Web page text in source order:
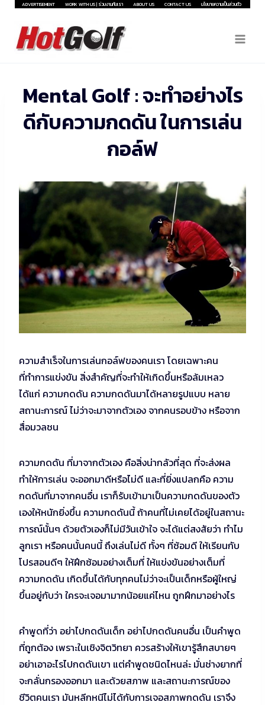
Skip
content
ADVERTISEMENT WORK WITH US | ร่วมงานกับเรา ABOUT US CONTACT US นโยบายความเป็นส่วนตัว
Mental Golf : จะทำอย่างไร
ดีกับความกดดัน ในการเล่น
กอล์ฟ
ความสำเร็จในการเล่นกอล์ฟของคนเรา โดยเฉพาะคน
ที่ทำการแข่งขัน สิ่งสำคัญที่จะทำให้เกิดขึ้นหรือล้มเหลว
ได้แก่ ความกดดัน ความกดดันมาได้หลายรูปแบบ หลาย
สถานะการณ์ ไม่ว่าจะมาจากตัวเอง จากคนรอบข้าง หรือจาก
สื่อมวลชน
ความกดดัน ที่มาจากตัวเอง คือสิ่งน่ากลัวที่สุด ที่จะส่งผล
ทำให้การเล่น จะออกมาดีหรือไม่ดี และที่ยิ่งแปลกคือ ความ
กดดันที่มาจากคนอื่น เราก็รับเข้ามาเป็นความกดดันของตัว
เองให้หนักยิ่งขึ้น ความกดดันนี้ ถ้าคนที่ไม่เคยได้อยู่ในสถานะ
การณ์นั้นๆ ด้วยตัวเองก็ไม่มีวันเข้าใจ จะได้แต่สงสัยว่า ทำไม
ลูกเรา หรือคนนั้นคนนี้ ถึงเล่นไม่ดี ทั้งๆ ที่ซ้อมดี ให้เรียนกับ
โปรสอนดีๆ ให้ฝึกซ้อมอย่างเต็มที่ ให้แข่งขันอย่างเต็มที่
ความกดดัน เกิดขึ้นได้กับทุกคนไม่ว่าจะเป็นเด็กหรือผู้ใหญ่
ขึ้นอยู่กับว่า ใครจะเจอมามากน้อยแค่ไหน ถูกฝึกมาอย่างไร
คำพูดที่ว่า อย่าไปกดดันเด็ก อย่าไปกดดันคนอื่น เป็นคำพูด
ที่ถูกต้อง เพราะในเชิงจิตวิทยา ควรสร้างให้เขารู้สึกสบายๆ
อย่าเอาอะไรไปกดดันเขา แต่คำพูดชนิดไหนล่ะ มั่นช่างยากที่
จะกลั่นกรองออกมา และด้วยสภาพ และสถานะการณ์ของ
ชีวิตคนเรา มันหลีกหนีไม่ได้กับการเจอสภาพกดดัน เราจึง